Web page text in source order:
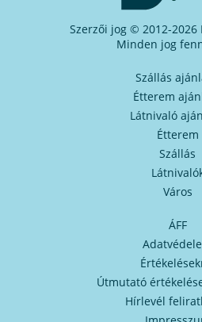
Szerzői jog © 2012-
Minden jog
Szállás
Étterem
Látnivaló
Étterem
Szállás
Város
ÁFF
Útmutató
Hírlevél